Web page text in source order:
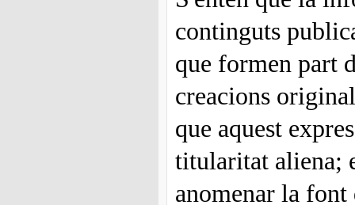
continguts
que formen part
creacions
que aquest
titularitat aliena;
anomenar la